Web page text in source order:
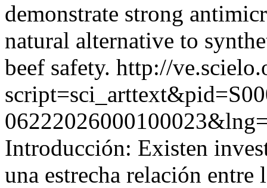
demonstrate strong
natural alternative to
beef safety. http://
Introducción: Existen
una estrecha relación entre